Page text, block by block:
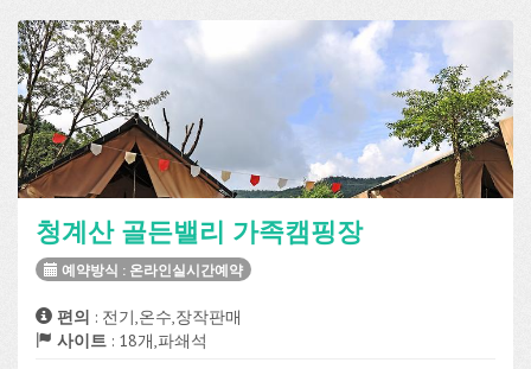
청계산 골든밸리 가족캠핑장
예약방식 : 온라인실시간예약
편의 : 전기,온수,장작판매
사이트 : 18개,파쇄석